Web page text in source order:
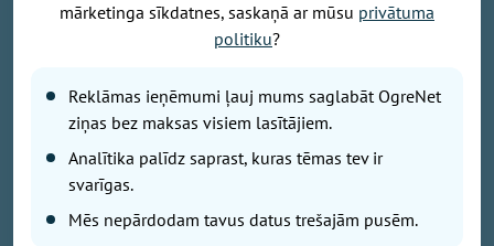
tomēr nokrišņi nav gaidāmi. Vējš pārsvarā pūtīs lēni,
un gaiss iesils līdz +20...+25 grādiem.
Arī Rīgā gaidāma saulaina diena, vien brīžiem
debesis aizklās mākoņi. Lietus netiek prognozēts, un
vējš saglabāsies lēns. Maksimālā gaisa temperatūra
mārketinga sīkdatnes, saskaņā ar mūsu privātuma
politiku?
Reklāmas ieņēmumi ļauj mums saglabāt OgreNet
ziņas bez maksas visiem lasītājiem.
Analītika palīdz saprast, kuras tēmas tev ir
svarīgas.
Mēs nepārdodam tavus datus trešajām pusēm.